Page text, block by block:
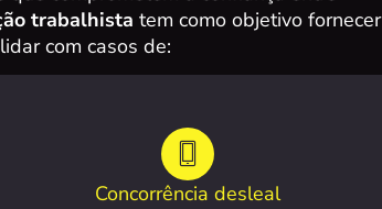
trabalhista tem como objetivo fornecer
com casos de:
Concorrência desleal